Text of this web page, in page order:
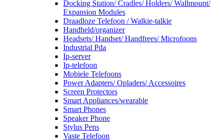
Docking Station/ Cradles/ Holders/ Wallmount/
Expansion Modules
Draadloze Telefoon / Walkie-talkie
Handheld/organizer
Headsets/ Handset/ Handfrees/ Microfoons
Industrial Pda
Ip-server
Ip-telefoon
Mobiele Telefoons
Power Adapters/ Opladers/ Accessoires
Screen Protectors
Smart Appliances/wearable
Smart Phones
Speaker Phone
Stylus Pens
Vaste Telefoon